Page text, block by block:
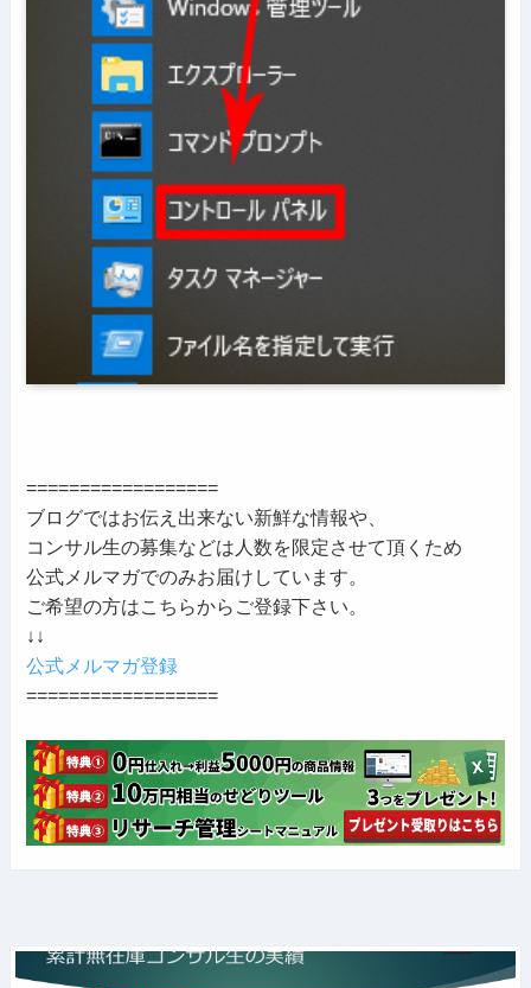
==================
ブログではお伝え出来ない新鮮な情報や、
コンサル生の募集などは人数を限定させて頂くため
公式メルマガでのみお届けしています。
ご希望の方はこちらからご登録下さい。
↓↓
公式メルマガ登録
==================